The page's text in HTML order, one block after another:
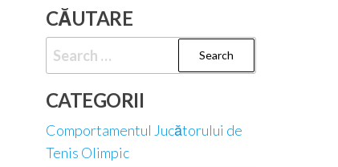
CĂUTARE
Search
for:
CATEGORII
Comportamentul Jucătorului de
Tenis Olimpic